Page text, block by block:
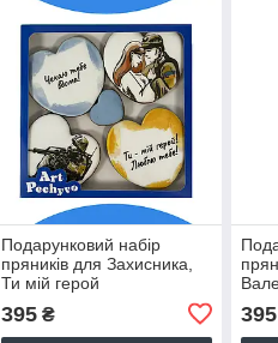
Подарунковий набір
пряників для Захисника,
Ти мій герой
395₴ 395